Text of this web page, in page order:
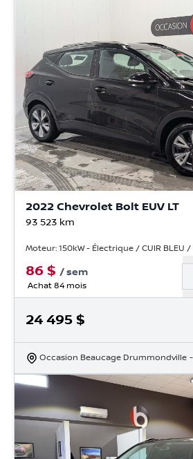
2022 Chevrolet Bolt EUV LT
93 523 km
Moteur: 150kW - Électrique / CUIR BLEU /
86 $ /sem
Achat 84 mois
24 495 $
Occasion Beaucage Drummondville